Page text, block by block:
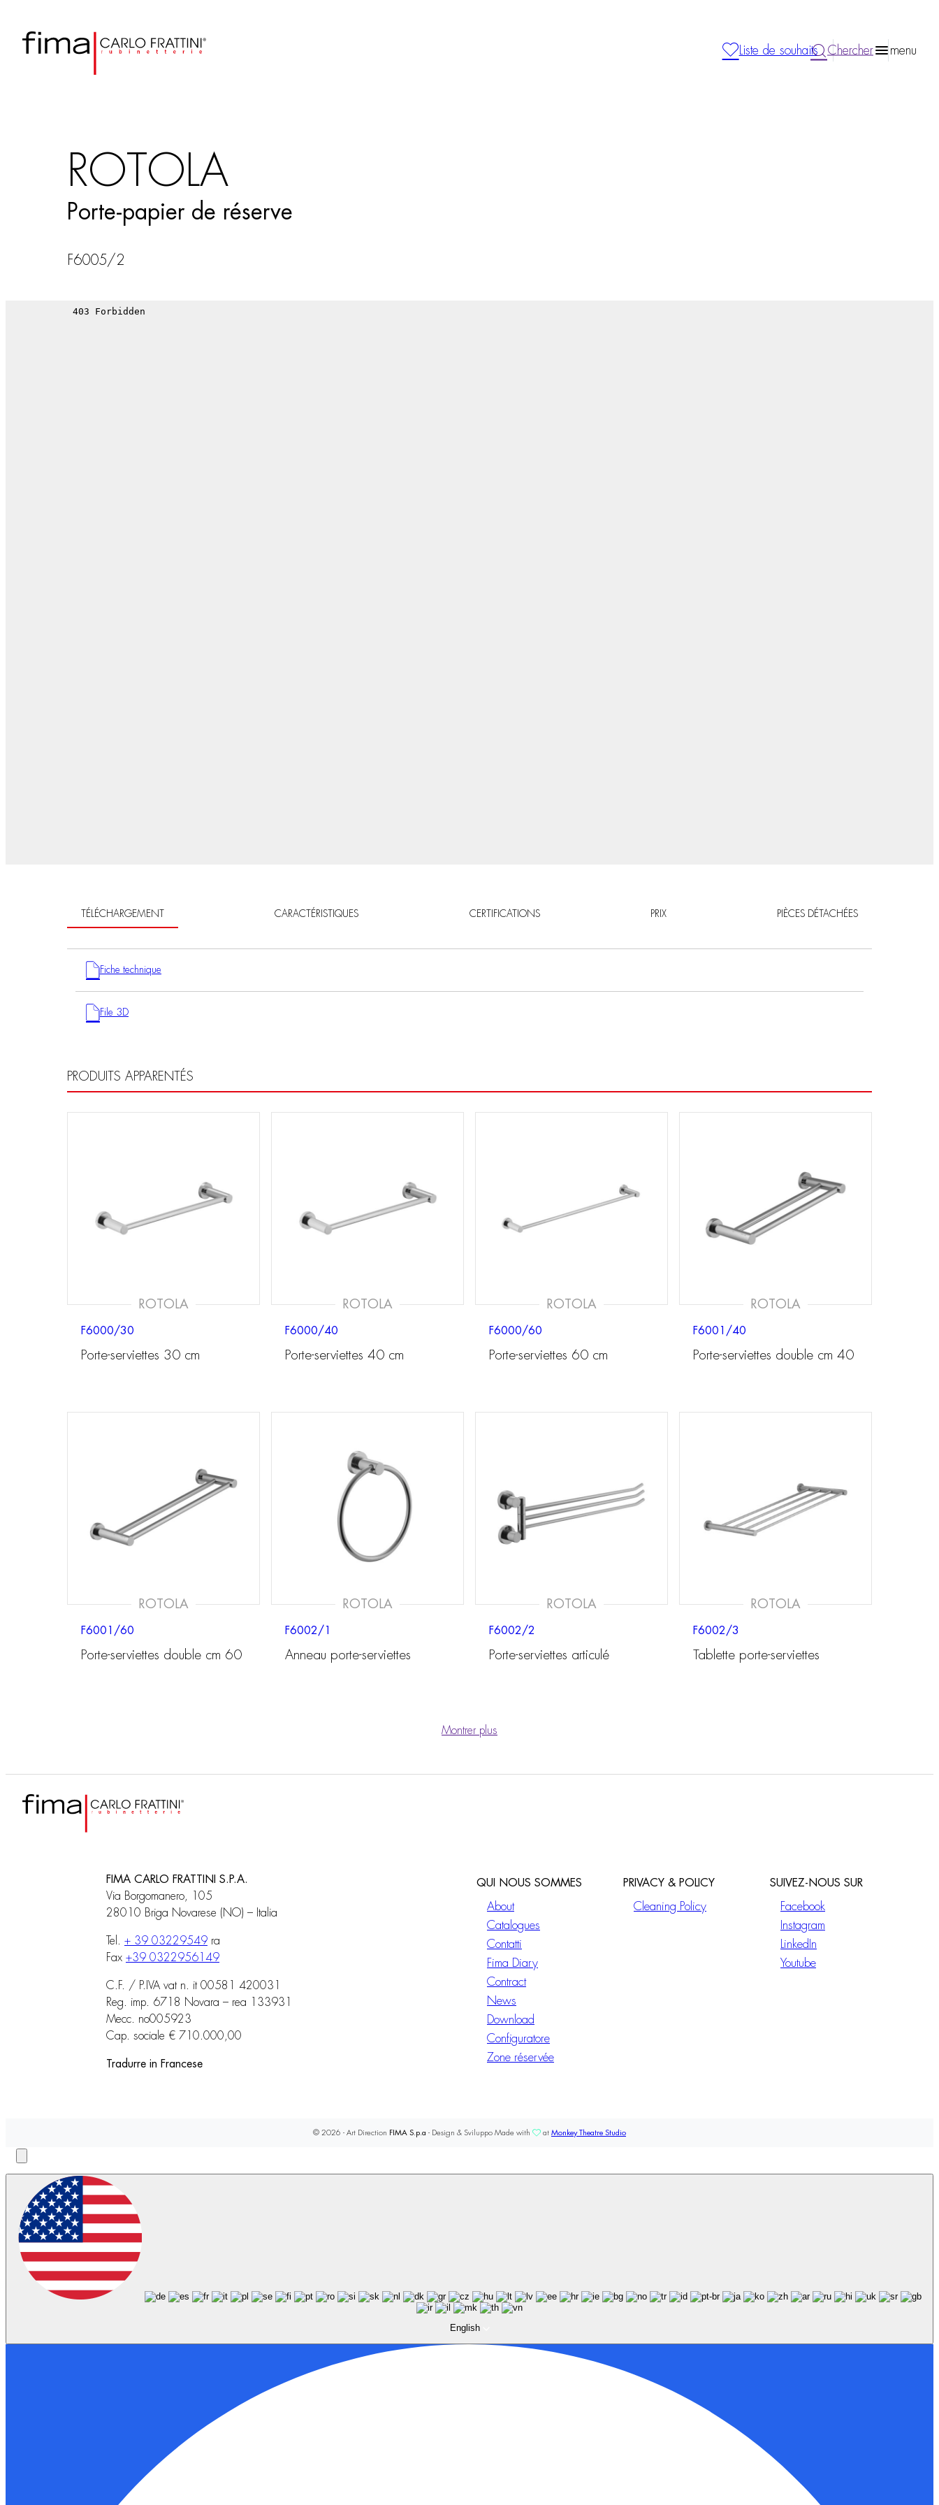
Liste de souhaits Chercher menu
ROTOLA
Porte-papier de réserve
F6005/2
TÉLÉCHARGEMENT CARACTÉRISTIQUES CERTIFICATIONS PRIX PIÈCES DÉTACHÉES
Fiche technique
File 3D
PRODUITS APPARENTÉS
ROTOLA
F6000/30
Porte-serviettes 30 cm
ROTOLA
F6000/40
Porte-serviettes 40 cm
ROTOLA
F6000/60
Porte-serviettes 60 cm
ROTOLA
F6001/40
Porte-serviettes double cm 40
ROTOLA
F6001/60
Porte-serviettes double cm 60
ROTOLA
F6002/1
Anneau porte-serviettes
ROTOLA
F6002/2
Porte-serviettes articulé
ROTOLA
F6002/3
Tablette porte-serviettes
Montrer plus
FIMA CARLO FRATTINI S.P.A.
Via Borgomanero, 105
28010 Briga Novarese (NO) – Italia
Tel. + 39 03229549 ra
Fax +39 0322956149
C.F. / P.IVA vat n. it 00581 420031
Reg. imp. 6718 Novara – rea 133931
Mecc. no005923
Cap. sociale € 710.000,00
Tradurre in Francese
QUI NOUS SOMMES
About
Catalogues
Contatti
Fima Diary
Contract
News
Download
Configuratore
Zone réservée
PRIVACY & POLICY
Cleaning Policy
SUIVEZ-NOUS SUR
Facebook
Instagram
LinkedIn
Youtube
© 2026 - Art Direction FIMA S.p.a - Design & Sviluppo Made with at Monkey Theatre Studio
English